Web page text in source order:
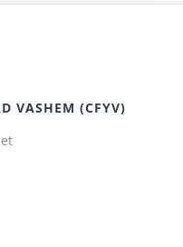
VASHEM (CFYV)